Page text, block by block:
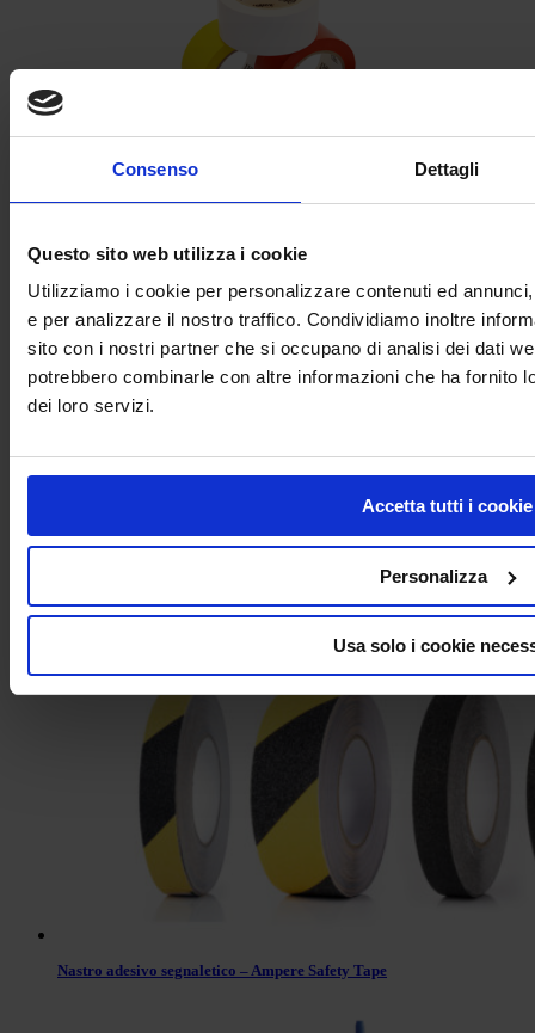
Consenso Dettagli
Questo sito web utilizza i cookie
Utilizziamo i cookie per personalizzare contenuti ed
e per analizzare il nostro traffico. Condividiamo inoltre
sito con i nostri partner che si occupano di analisi dei dati
potrebbero combinarle con altre informazioni che ha fornito
dei loro servizi.
Accetta tutti i cookie
Personalizza
Usa solo i cookie
NASTRO ADESIVO PER PAVIMENTO AD ALTA RESISTENZA –
NASTRO ADESIVO PER PAVIMENTO – AMPERE TRAFFIC
Nastro adesivo segnaletico – Ampere Safety Tape